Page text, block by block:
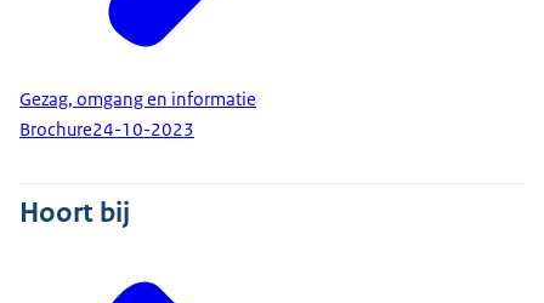
Gezag, omgang en informatie
Brochure24-10-2023
Hoort bij